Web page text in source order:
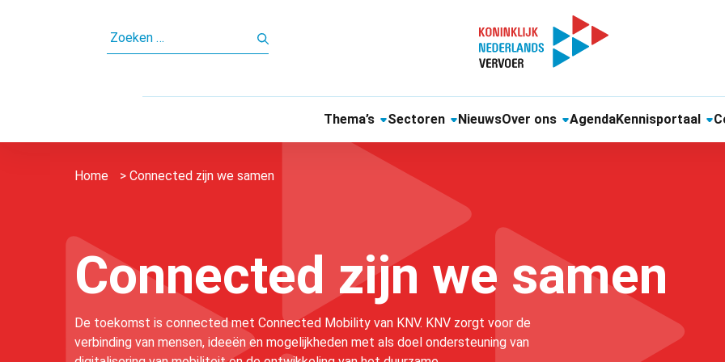
NAAR:
Thema’s Sectoren NieuwsOver ons AgendaKennisportaal
Home > Connected zijn we samen
Connected zijn we samen
De toekomst is connected met Connected Mobility van KNV. KNV zorgt voor de
verbinding van mensen, ideeën en mogelijkheden met als doel ondersteuning van